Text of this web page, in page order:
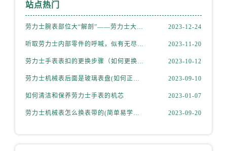
站点热门
劳力士腕表部位大“解剖”——劳力士大讲堂开课啦！ 2023-12-24
听取劳力士内部零件的呼喊，似有无尽的故事等待我们去探索 2023-11-20
劳力士手表表扣的更换步骤（如何更换手表的表扣） 2023-10-12
劳力士机械表后面是玻璃表盘(如何正确清洁和保养) 2023-09-10
如何清洁和保养劳力士手表的机芯 2023-01-07
劳力士机械表怎么换表带的(简单易学的步骤) 2023-09-20